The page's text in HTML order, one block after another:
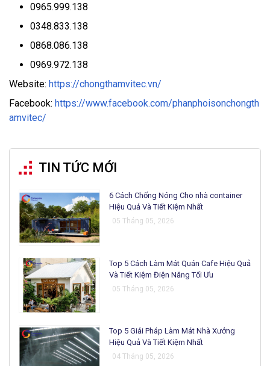
0965.999.138
0348.833.138
0868.086.138
0969.972.138
Website: https://chongthamvitec.vn/
Facebook: https://www.facebook.com/phanphoisonchongth
amvitec/
TIN TỨC MỚI
6 Cách Chống Nóng Cho nhà container
Hiệu Quả Và Tiết Kiệm Nhất
05 Tháng 05, 2026
Top 5 Cách Làm Mát Quán Cafe Hiệu Quả
Và Tiết Kiệm Điện Năng Tối Ưu
05 Tháng 05, 2026
Top 5 Giải Pháp Làm Mát Nhà Xưởng
Hiệu Quả Và Tiết Kiệm Nhất
04 Tháng 05, 2026